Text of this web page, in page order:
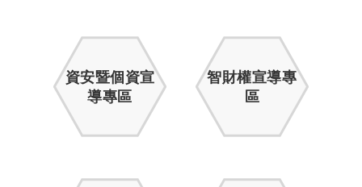
資安暨個資宣
導專區
智財權宣導專
區